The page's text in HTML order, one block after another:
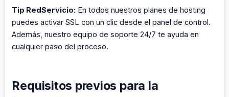
Tip RedServicio: En todos nuestros planes de hosting
puedes activar SSL con un clic desde el panel de control.
Además, nuestro equipo de soporte 24/7 te ayuda en
cualquier paso del proceso.
Requisitos previos para la